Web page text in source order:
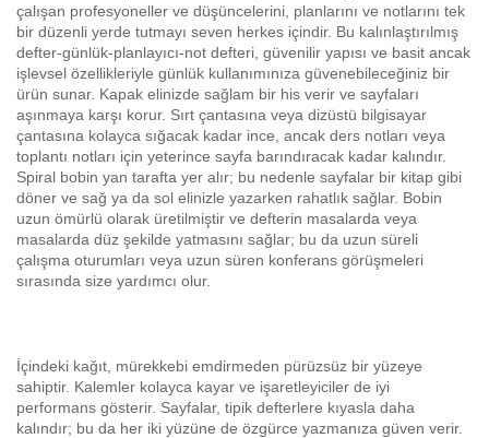
çalışan profesyoneller ve düşüncelerini, planlarını ve notlarını tek
bir düzenli yerde tutmayı seven herkes içindir. Bu kalınlaştırılmış
defter-günlük-planlayıcı-not defteri, güvenilir yapısı ve basit ancak
işlevsel özellikleriyle günlük kullanımınıza güvenebileceğiniz bir
ürün sunar. Kapak elinizde sağlam bir his verir ve sayfaları
aşınmaya karşı korur. Sırt çantasına veya dizüstü bilgisayar
çantasına kolayca sığacak kadar ince, ancak ders notları veya
toplantı notları için yeterince sayfa barındıracak kadar kalındır.
Spiral bobin yan tarafta yer alır; bu nedenle sayfalar bir kitap gibi
döner ve sağ ya da sol elinizle yazarken rahatlık sağlar. Bobin
uzun ömürlü olarak üretilmiştir ve defterin masalarda veya
masalarda düz şekilde yatmasını sağlar; bu da uzun süreli
çalışma oturumları veya uzun süren konferans görüşmeleri
sırasında size yardımcı olur.
İçindeki kağıt, mürekkebi emdirmeden pürüzsüz bir yüzeye
sahiptir. Kalemler kolayca kayar ve işaretleyiciler de iyi
performans gösterir. Sayfalar, tipik defterlere kıyasla daha
kalındır; bu da her iki yüzüne de özgürce yazmanıza güven verir.